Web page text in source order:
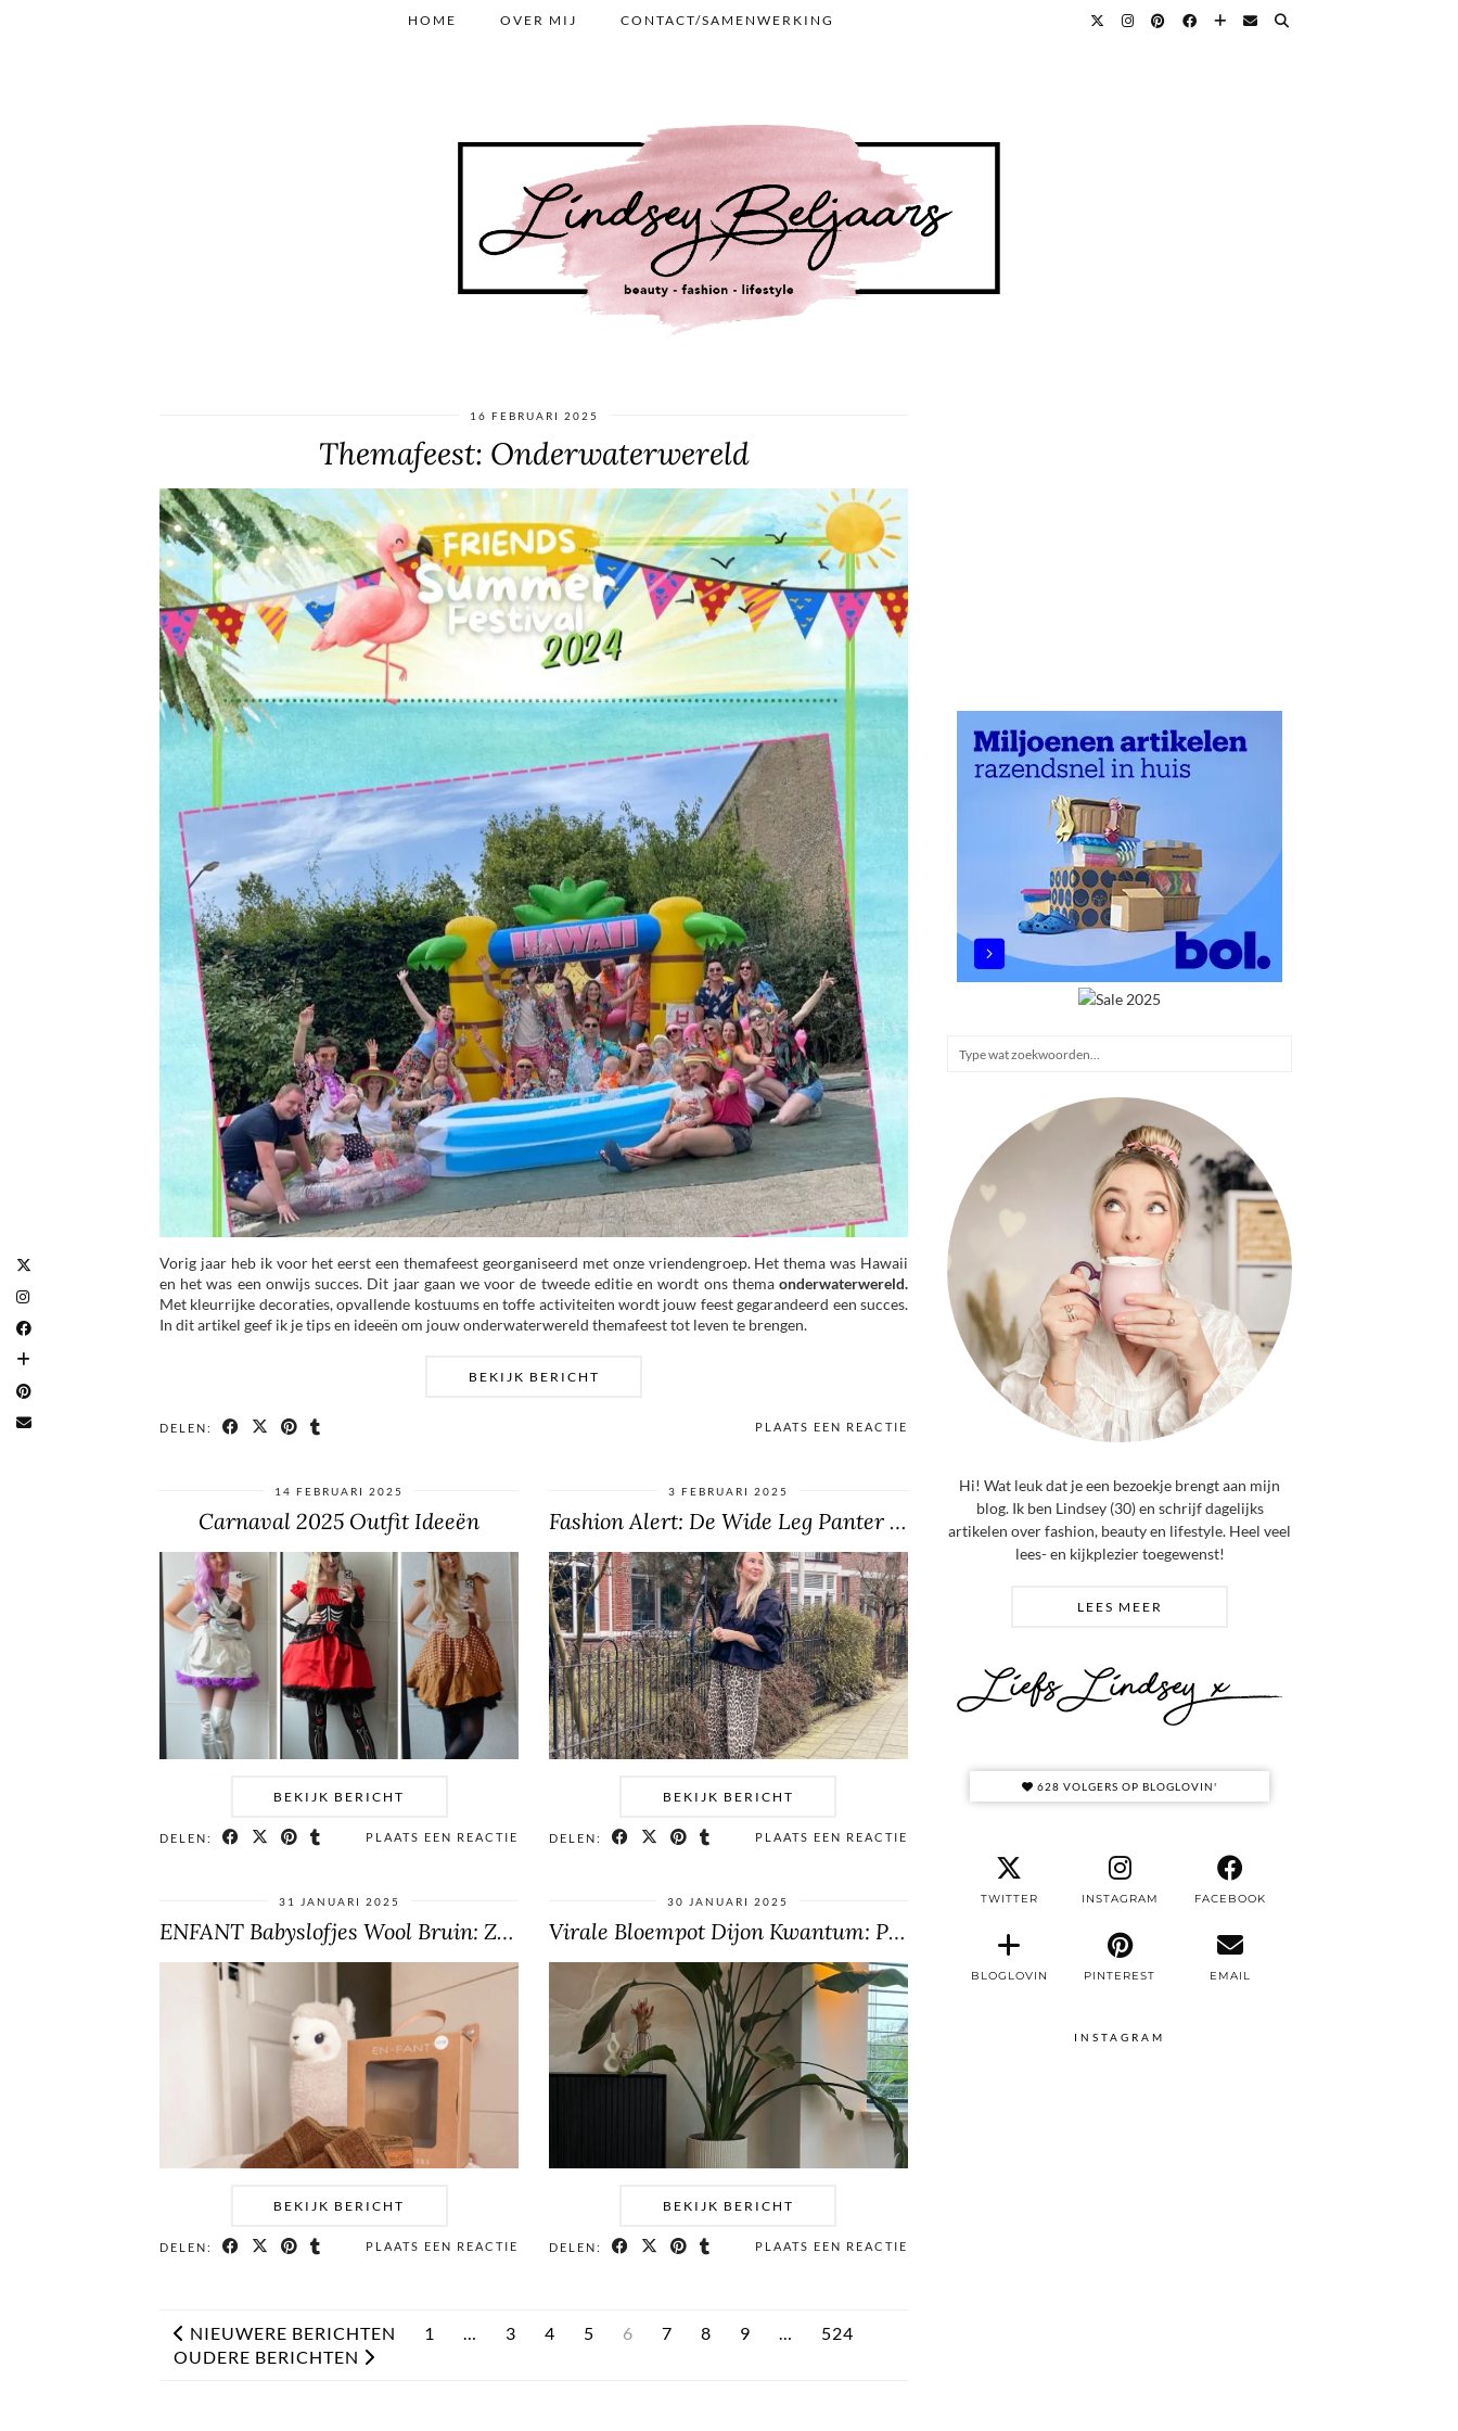
HOME OVER MIJ CONTACT/SAMENWERKING
16 FEBRUARI 2025
Themafeest: Onderwaterwereld
Vorig jaar heb ik voor het eerst een themafeest georganiseerd met onze vriendengroep. Het thema was Hawaii
en het was een onwijs succes. Dit jaar gaan we voor de tweede editie en wordt ons thema onderwaterwereld.
Met kleurrijke decoraties, opvallende kostuums en toffe activiteiten wordt jouw feest gegarandeerd een succes.
In dit artikel geef ik je tips en ideeën om jouw onderwaterwereld themafeest tot leven te brengen.
BEKIJK BERICHT
DELEN: PLAATS EEN REACTIE
14 FEBRUARI 2025
Carnaval 2025 Outfit Ideeën
BEKIJK BERICHT
DELEN: PLAATS EEN REACTIE
3 FEBRUARI 2025
Fashion Alert: De Wide Leg Panter Jeans van …
BEKIJK BERICHT
DELEN: PLAATS EEN REACTIE
31 JANUARI 2025
ENFANT Babyslofjes Wool Bruin: Zacht en Veilig
BEKIJK BERICHT
DELEN: PLAATS EEN REACTIE
30 JANUARI 2025
Virale Bloempot Dijon Kwantum: Perfect voor een Japandi …
BEKIJK BERICHT
DELEN: PLAATS EEN REACTIE
NIEUWERE BERICHTEN 1 … 3 4 5 6 7 8 9 …
524
OUDERE BERICHTEN
Hi! Wat leuk dat je een bezoekje brengt aan mijn
blog. Ik ben Lindsey (30) en schrijf dagelijks
artikelen over fashion, beauty en lifestyle. Heel veel
lees- en kijkplezier toegewenst!
LEES MEER
628 VOLGERS OP BLOGLOVIN'
TWITTER INSTAGRAM FACEBOOK
BLOGLOVIN PINTEREST EMAIL
INSTAGRAM